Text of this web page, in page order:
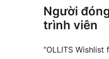
Người
trình viên
“OLLITS Wishlist